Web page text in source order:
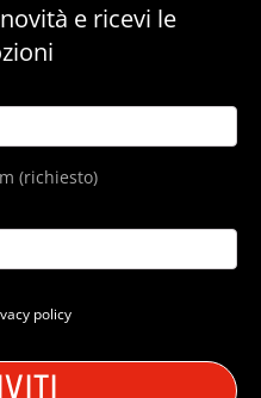
e ricevi le
(richiesto)
policy